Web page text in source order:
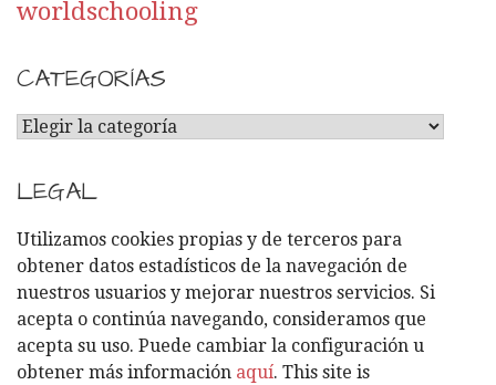
worldschooling
CATEGORÍAS
C
T
E
G
O
R
Í
A
S
LEGAL
Utilizamos cookies propias y de terceros para
obtener datos estadísticos de la navegación de
nuestros usuarios y mejorar nuestros servicios. Si
acepta o continúa navegando, consideramos que
acepta su uso. Puede cambiar la configuración u
obtener más información aquí. This site is